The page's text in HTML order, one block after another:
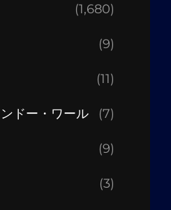
(1,680)
(9)
(11)
ドー・ワール (7)
(9)
(3)